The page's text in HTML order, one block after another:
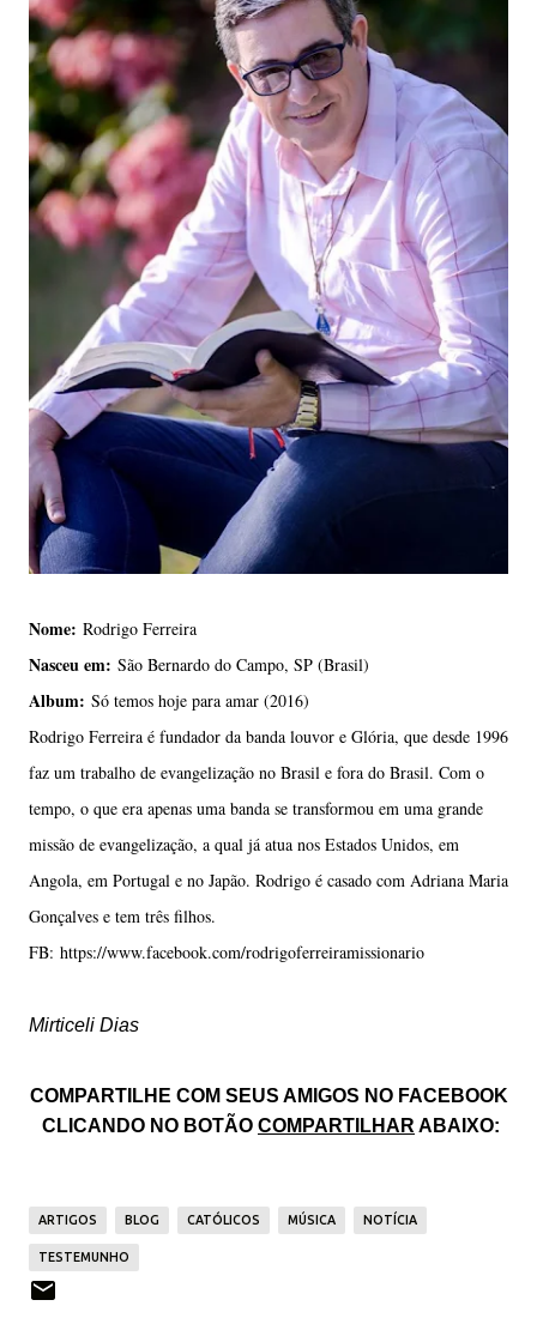
Nome: Rodrigo Ferreira
Nasceu em: São Bernardo do Campo, SP (Brasil)
Album: Só temos hoje para amar (2016)
Rodrigo Ferreira é fundador da banda louvor e Glória, que desde 1996
faz um trabalho de evangelização no Brasil e fora do Brasil. Com o
tempo, o que era apenas uma banda se transformou em uma grande
missão de evangelização, a qual já atua nos Estados Unidos, em
Angola, em Portugal e no Japão. Rodrigo é casado com Adriana Maria
Gonçalves e tem três filhos.
FB: https://www.facebook.com/rodrigoferreiramissionario
Mirticeli Dias
COMPARTILHE COM SEUS AMIGOS NO FACEBOOK
CLICANDO NO BOTÃO COMPARTILHAR ABAIXO:
ARTIGOS BLOG CATÓLICOS MÚSICA NOTÍCIA
TESTEMUNHO